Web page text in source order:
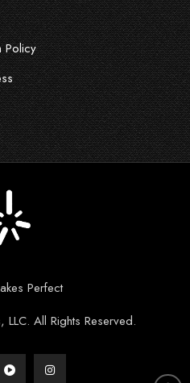
Policy
Perfect
All Rights Reserved.